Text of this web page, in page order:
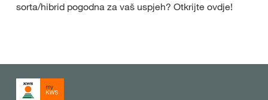
sorta/hibrid pogodna za vaš uspjeh? Otkrijte ovdje!